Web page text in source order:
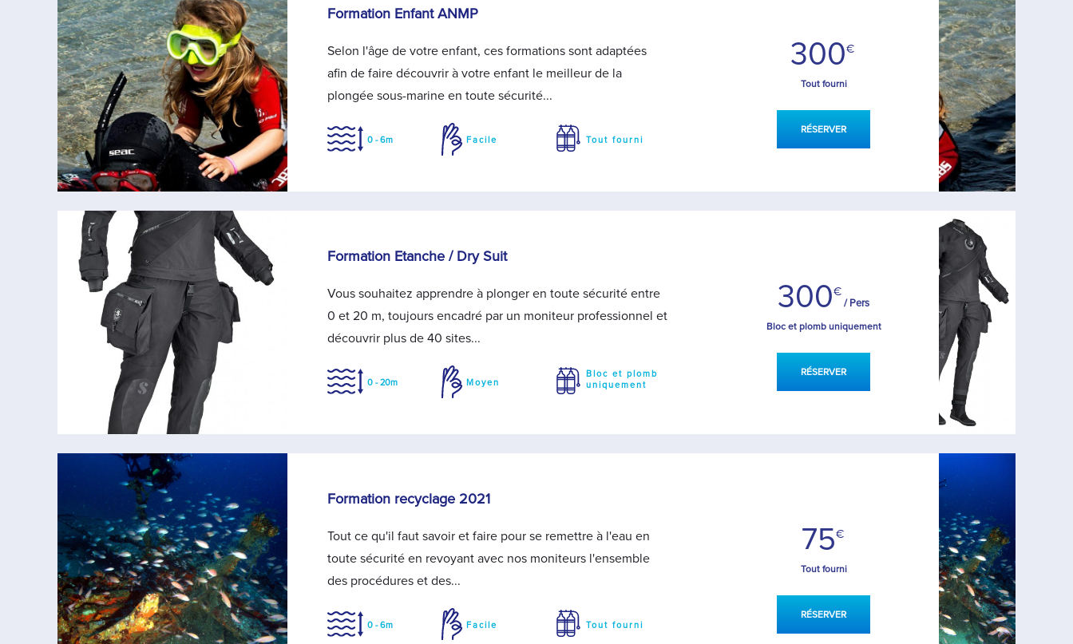
Formation Enfant ANMP
Selon l'âge de votre enfant, ces formations sont adaptées
afin de faire découvrir à votre enfant le meilleur de la
plongée sous-marine en toute sécurité...
0 - 6m Facile Tout fourni
300€
Tout fourni
RÉSERVER
Formation Etanche / Dry Suit
Vous souhaitez apprendre à plonger en toute sécurité entre
0 et 20 m, toujours encadré par un moniteur professionnel et
découvrir plus de 40 sites...
0 - 20m Moyen
Bloc et plomb
uniquement
300€
/ Pers
Bloc et plomb uniquement
RÉSERVER
Formation recyclage 2021
Tout ce qu'il faut savoir et faire pour se remettre à l'eau en
toute sécurité en revoyant avec nos moniteurs l'ensemble
des procédures et des...
0 - 6m Facile Tout fourni
75€
Tout fourni
RÉSERVER